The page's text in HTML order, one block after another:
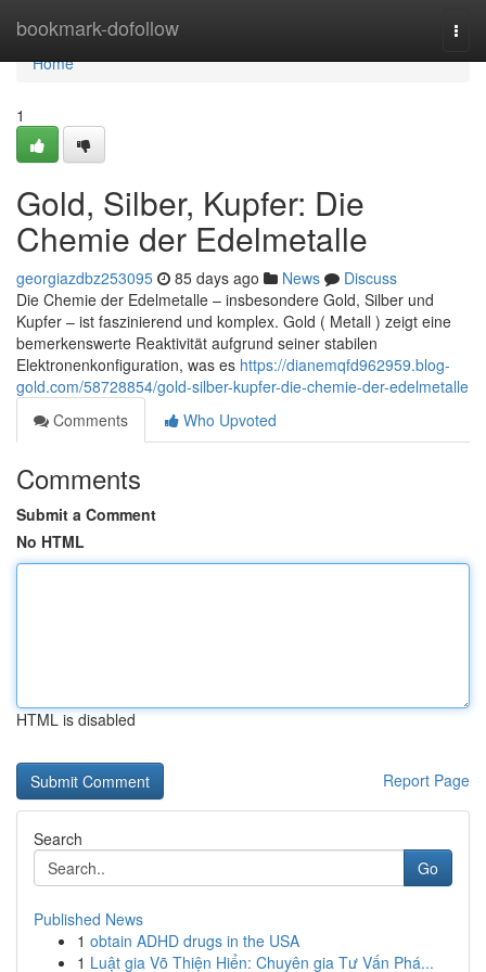
bookmark-dofollow
Home
Home
1
Gold, Silber, Kupfer: Die
Chemie der Edelmetalle
georgiazdbz253095 85 days ago News
Discuss
Die Chemie der Edelmetalle – insbesondere Gold, Silber und
Kupfer – ist faszinierend und komplex. Gold ( Metall ) zeigt eine
bemerkenswerte Reaktivität aufgrund seiner stabilen
Elektronenkonfiguration, was es https://dianemqfd962959.blog-
gold.com/58728854/gold-silber-kupfer-die-chemie-der-edelmetalle
Comments
Who Upvoted
Comments
Submit a Comment
No HTML
HTML is disabled
Report Page
Search
Go
Published News
1 obtain ADHD drugs in the USA
1 Luật gia Võ Thiện Hiển: Chuyên gia Tư Vấn Phá...